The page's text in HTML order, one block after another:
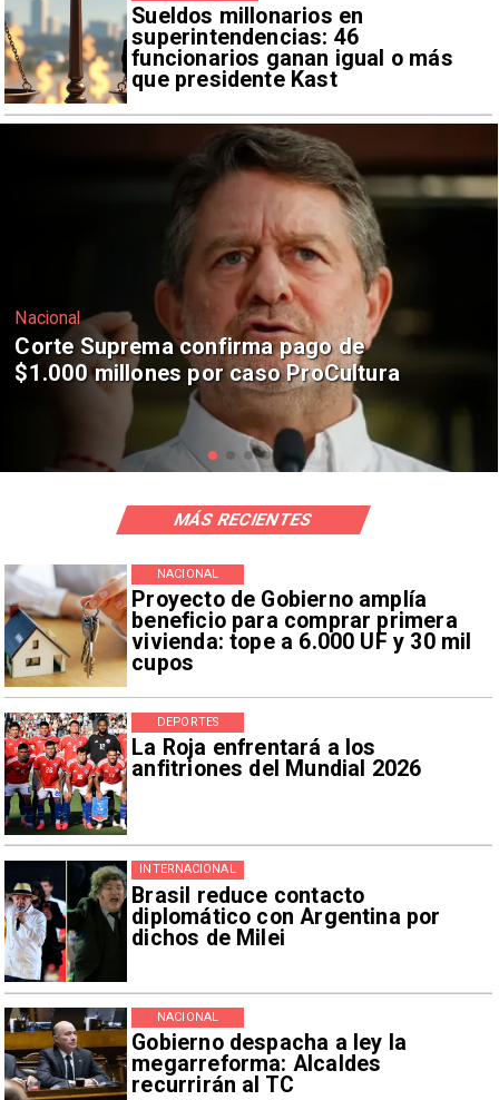
Sueldos millonarios en
superintendencias: 46
funcionarios ganan igual o más
que presidente Kast
Nacional
Codelco suspende construcción de
Andes Norte en El Teniente por
riesgos sísmicos
Proyecto de Gobierno amplía
beneficio para comprar primera
vivienda: tope a 6.000 UF y 30 mil
cupos
NACIONAL
La Roja enfrentará a los
anfitriones del Mundial 2026
DEPORTES
Brasil reduce contacto
diplomático con Argentina por
dichos de Milei
INTERNACIONAL
Gobierno despacha a ley la
megarreforma: Alcaldes
recurrirán al TC
NACIONAL
MÁS RECIENTES